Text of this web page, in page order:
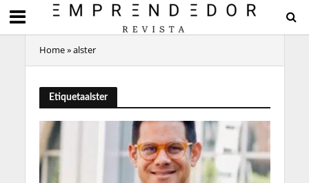
Home»alster
Etiquetaalster